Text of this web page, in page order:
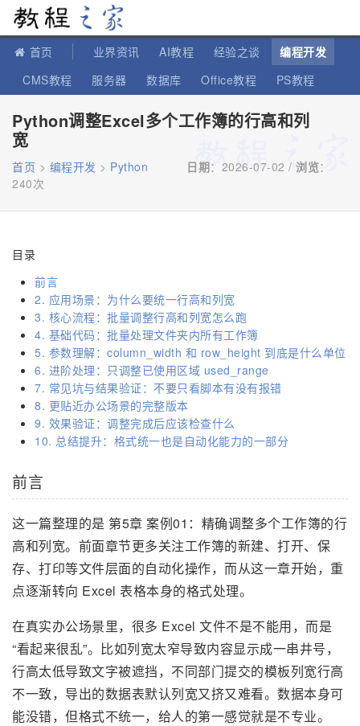
首页 业界资讯 AI教程 经验之谈
编程开发
CMS教程
服务器 数据库 Office教程
PS教程
Python调整Excel多个工作簿的行高和列
宽
首页 > 编程开发 > Python 日期：2026-07-02 / 浏览：
240次
目录
前言
2. 应用场景：为什么要统一行高和列宽
3. 核心流程：批量调整行高和列宽怎么跑
4. 基础代码：批量处理文件夹内所有工作簿
5. 参数理解：column_width 和 row_height 到底是什么单位
6. 进阶处理：只调整已使用区域 used_range
7. 常见坑与结果验证：不要只看脚本有没有报错
8. 更贴近办公场景的完整版本
9. 效果验证：调整完成后应该检查什么
10. 总结提升：格式统一也是自动化能力的一部分
前言
这一篇整理的是 第5章 案例01：精确调整多个工作簿的行
高和列宽。前面章节更多关注工作簿的新建、打开、保
存、打印等文件层面的自动化操作，而从这一章开始，重
点逐渐转向 Excel 表格本身的格式处理。
在真实办公场景里，很多 Excel 文件不是不能用，而是
“看起来很乱”。比如列宽太窄导致内容显示成一串井号，
行高太低导致文字被遮挡，不同部门提交的模板列宽行高
不一致，导出的数据表默认列宽又挤又难看。数据本身可
能没错，但格式不统一，给人的第一感觉就是不专业。